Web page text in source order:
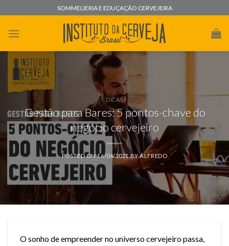
to
content
SOMMELIERIA E EDUÇAÇÃO CERVEJEIRA
DICAS
Gestão para Bares: 5 pontos-chave do
negócio cervejeiro
POSTED ON16/04/2021BYALFREDO
O sonho de empreender no universo cervejeiro passa,